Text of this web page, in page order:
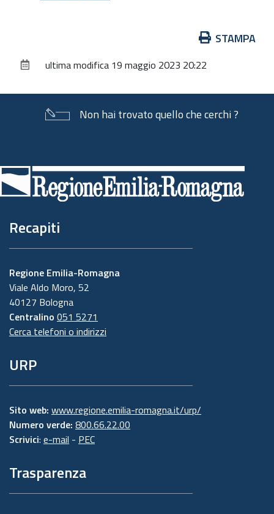
documento
STAMPA
ultima modifica 19 maggio 2023 20:22
Non hai trovato quello che cerchi ?
di
pagina
Recapiti
Regione Emilia-Romagna
Viale Aldo Moro, 52
40127 Bologna
Centralino 051 5271
Cerca telefoni o indirizzi
URP
Sito web: www.regione.emilia-romagna.it/urp/
Numero verde: 800.66.22.00
Scrivici: e-mail - PEC
Trasparenza